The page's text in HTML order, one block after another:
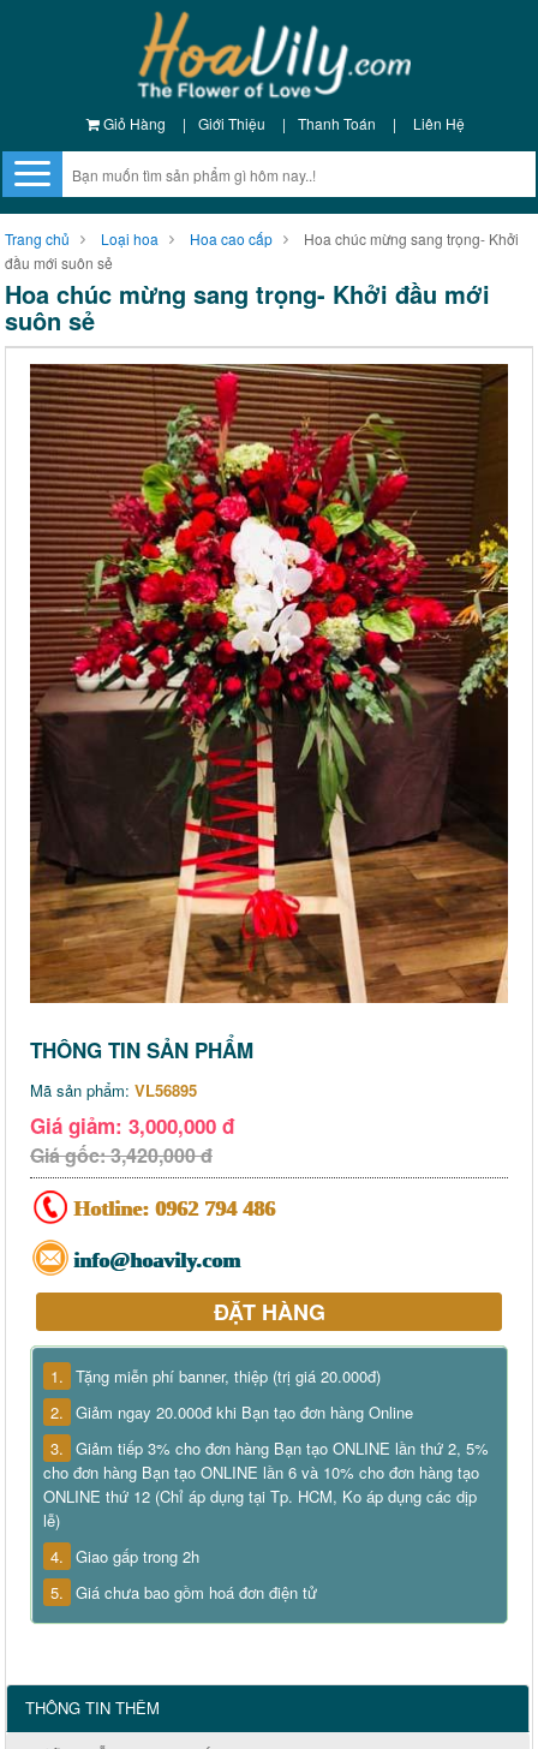
Giỏ Hàng | Giới Thiệu | Thanh Toán | Liên Hệ
Trang chủ Loại hoa Hoa cao cấp
Hoa chúc mừng sang trọng- Khởi
đầu mới suôn sẻ
Hoa chúc mừng sang trọng- Khởi đầu mới
suôn sẻ
THÔNG TIN SẢN PHẨM
Mã sản phẩm: VL56895
Giá giảm: 3,000,000 đ
Giá gốc: 3,420,000 đ
Hotline: 0962 794 486
info@hoavily.com
ĐẶT HÀNG
1. Tặng miễn phí banner, thiệp (trị giá 20.000đ)
2. Giảm ngay 20.000đ khi Bạn tạo đơn hàng Online
3. Giảm tiếp 3% cho đơn hàng Bạn tạo ONLINE lần thứ 2, 5%
cho đơn hàng Bạn tạo ONLINE lần 6 và 10% cho đơn hàng tạo
ONLINE thứ 12 (Chỉ áp dụng tại Tp. HCM, Ko áp dụng các dịp
lễ)
4. Giao gấp trong 2h
5. Giá chưa bao gồm hoá đơn điện tử
THÔNG TIN THÊM